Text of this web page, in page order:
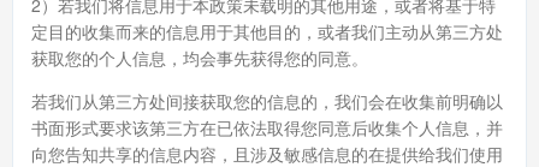
2）若我们将信息用于本政策未载明的其他用途，或者将基于特
定目的收集而来的信息用于其他目的，或者我们主动从第三方处
获取您的个人信息，均会事先获得您的同意。
若我们从第三方处间接获取您的信息的，我们会在收集前明确以
书面形式要求该第三方在已依法取得您同意后收集个人信息，并
向您告知共享的信息内容，且涉及敏感信息的在提供给我们使用